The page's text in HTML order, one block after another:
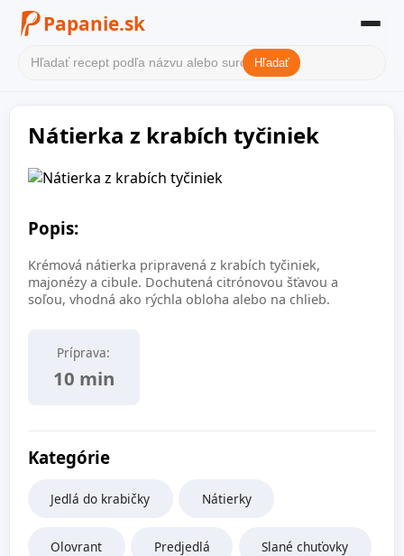
Papanie.sk
Filter receptov
Kategórie
O nás
Kontakt
Hľadať
Nátierka z krabích tyčiniek
Popis:
Krémová nátierka pripravená z krabích tyčiniek,
majonézy a cibule. Dochutená citrónovou šťavou a
soľou, vhodná ako rýchla obloha alebo na chlieb.
Príprava:
10 min
Kategórie
Jedlá do krabičky Nátierky
Olovrant Predjedlá Slané chuťovky